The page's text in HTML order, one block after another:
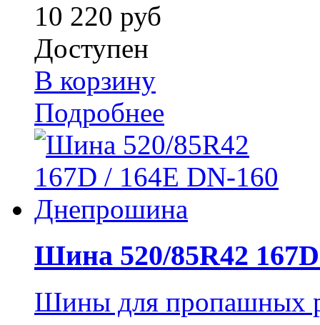
10 220 руб
Доступен
В корзину
Подробнее
Шина 520/85R42
Шины для пропашных